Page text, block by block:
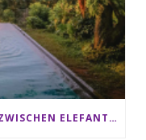
SRI LANKA RUNDREISE: 12 TAGE ZWISCHEN ELEFANTEN, TEEPLANTAGEN & STRAND ALS FAMILIE